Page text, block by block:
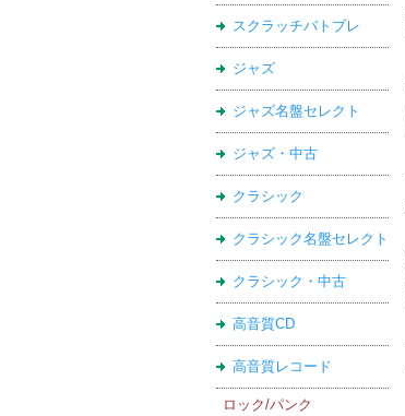
スクラッチバトブレ
ジャズ
ジャズ名盤セレクト
ジャズ・中古
クラシック
クラシック名盤セレクト
クラシック・中古
高音質CD
高音質レコード
ロック/パンク